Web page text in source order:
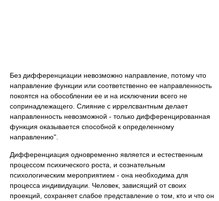
Без дифференциации невозможно направление, потому что
направление функции или соответственно ее направленность
покоятся на обособлении ее и на исключении всего не
сопринадлежащего. Слияние с иррелсвантным делает
направленность невозможной - только дифференцированная
функция оказывается способной к определенному
направлению".
Дифференциация одновременно является и естественным
процессом психического роста, и сознательным
психологическим мероприятием - она необходима для
процесса индивидуации. Человек, зависящий от своих
проекций, сохраняет слабое представление о том, кто и что он